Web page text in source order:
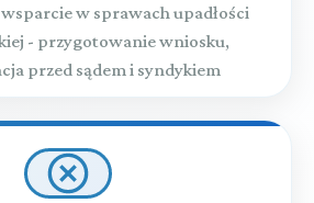
w sprawach upadłości
- przygotowanie wniosku,
przed sądem i syndykiem